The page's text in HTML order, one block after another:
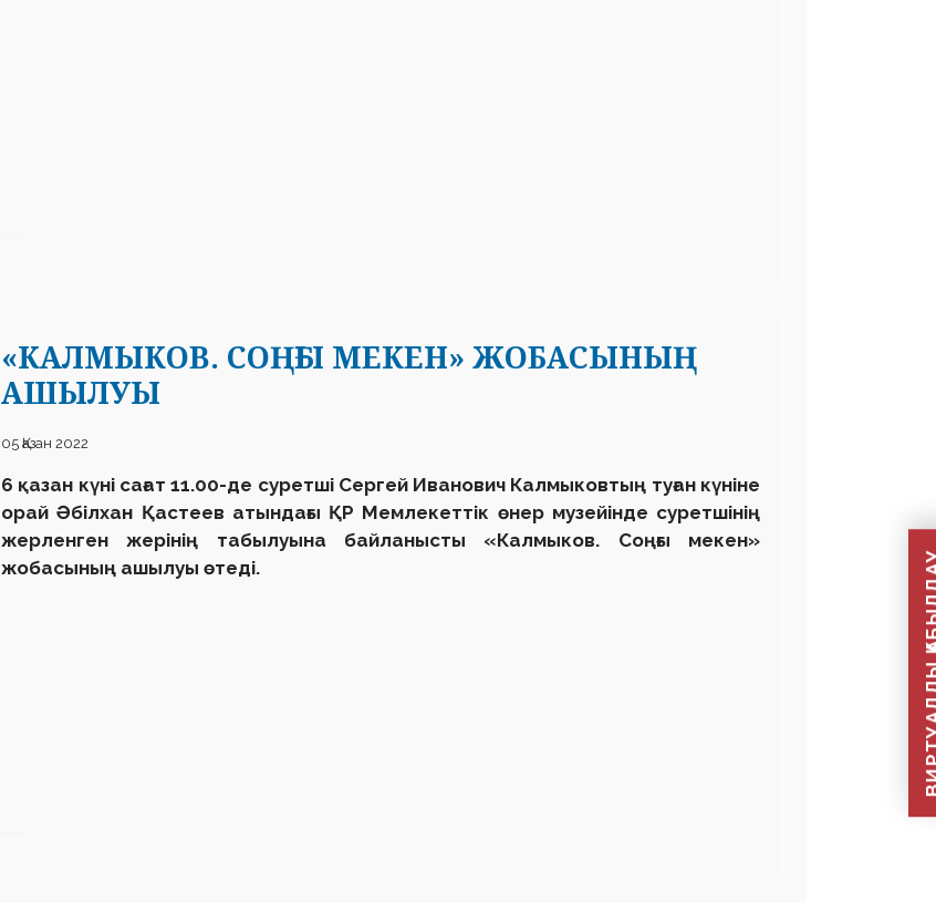
«КАЛМЫКОВ. СОҢҒЫ МЕКЕН» ЖОБАСЫНЫҢ
АШЫЛУЫ
05 Қазан 2022
6 қазан күні сағат 11.00-де суретші Сергей Иванович Калмыковтың туған күніне
орай Әбілхан Қастеев атындағы ҚР Мемлекеттік өнер музейінде суретшінің
жерленген жерінің табылуына байланысты «Калмыков. Соңғы мекен»
жобасының ашылуы өтеді.